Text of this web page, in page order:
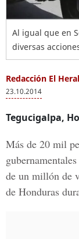
Al igual que en
diversas
Redacción El
23.10.2014
Tegucigalpa,
Más de 20 mil
de un millón de
de Honduras